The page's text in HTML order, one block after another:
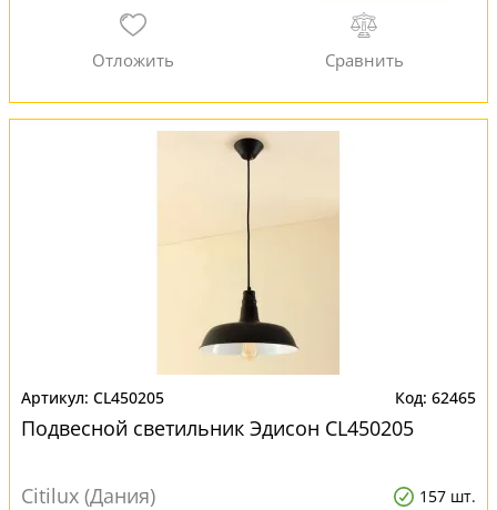
CL450205 62465
Подвесной светильник Эдисон CL450205
Citilux (Дания) 157 шт.